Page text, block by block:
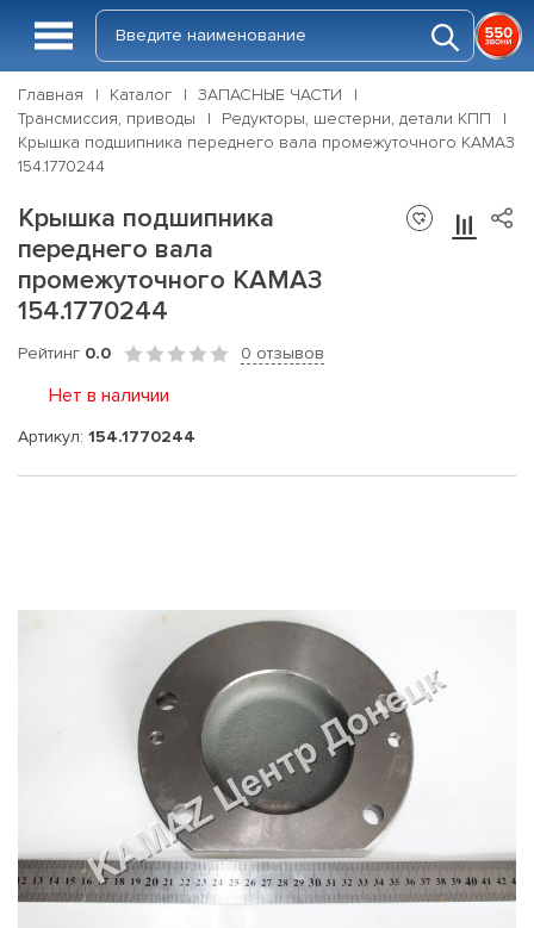
Главная Каталог
ЗАПАСНЫЕ ЧАСТИ
Трансмиссия, приводы
Редукторы, шестерни, детали КПП
Крышка подшипника переднего вала промежуточного КАМАЗ
154.1770244
Крышка подшипника
переднего вала
промежуточного КАМАЗ
154.1770244
Рейтинг 0.0 0 отзывов
Нет в наличии
Артикул: 154.1770244